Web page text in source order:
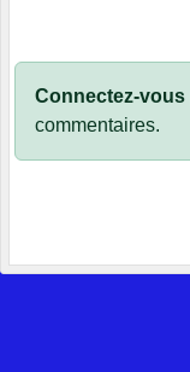
Connectez-vous
commentaires.